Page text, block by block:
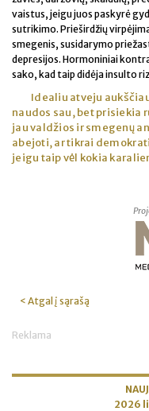
vaistus, jeigu juos paskyrė
sutrikimo. Prieširdžių
smegenis, susidarymo
depresijos. Hormoniniai
sako, kad taip didėja insulto
Idealiu atveju
naudos sau, bet prisiekia
jau valdžios ir smegenų
abejoti, ar tikrai
jeigu taip vėl kokia
< Atgal į sąrašą
Reklama
2026